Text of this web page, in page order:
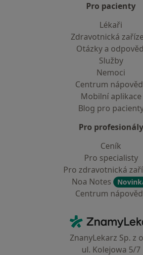
Pro pacienty
Lékaři
Zdravotnická
Otázky a
Služby
Nemoci
Centrum
Mobilní aplikace
Blog pro
Pro profesionály
Ceník
Pro specialisty
Pro zdravotnická
Noa Notes
Centrum
ZnanyLekarz Sp. z
ul. Kolejowa 5/7